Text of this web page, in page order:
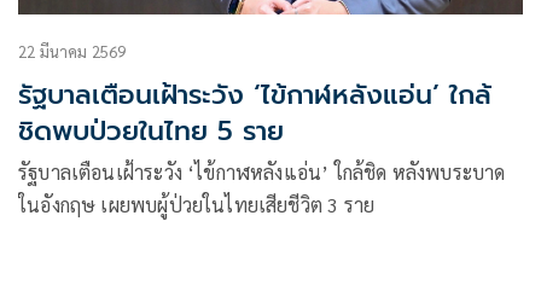
22 มีนาคม 2569
รัฐบาลเตือนเฝ้าระวัง ‘ไข้กาฬหลังแอ่น’ ใกล้
ชิดพบป่วยในไทย 5 ราย
รัฐบาลเตือนเฝ้าระวัง ‘ไข้กาฬหลังแอ่น’ ใกล้ชิด หลังพบระบาด
ในอังกฤษ เผยพบผู้ป่วยในไทยเสียชีวิต 3 ราย